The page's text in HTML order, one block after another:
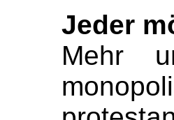
Jeder
Mehr